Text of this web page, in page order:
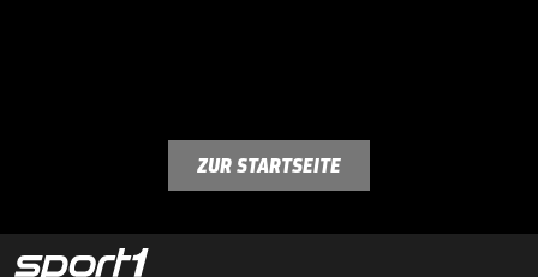
ZUR STARTSEITE